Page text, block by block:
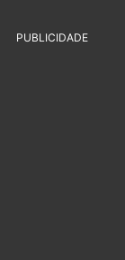
PUBLICIDADE